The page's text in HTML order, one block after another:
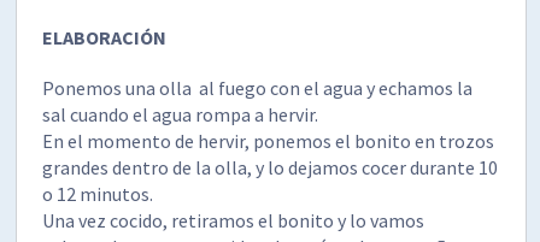
ELABORACIÓN
Ponemos una olla al fuego con el agua y echamos la
sal cuando el agua rompa a hervir.
En el momento de hervir, ponemos el bonito en trozos
grandes dentro de la olla, y lo dejamos cocer durante 10
o 12 minutos.
Una vez cocido, retiramos el bonito y lo vamos